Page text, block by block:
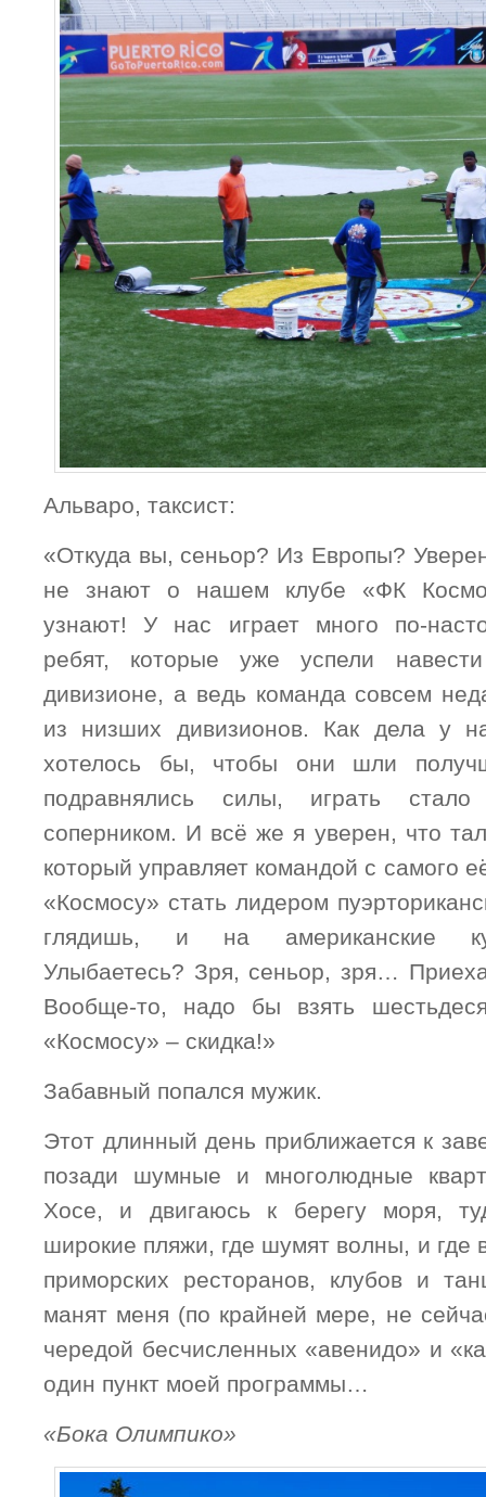
Альваро, таксист:
«Откуда вы, сеньор? Из Европы?
не знают о нашем клубе «ФК
узнают! У нас играет много по-
ребят, которые уже успели
дивизионе, а ведь команда совсем
из низших дивизионов. Как дела у
хотелось бы, чтобы они шли
подравнялись силы, играть
соперником. И всё же я уверен, что
который управляет командой с самого
«Космосу» стать лидером
глядишь, и на американские
Улыбаетесь? Зря, сеньор, зря…
Вообще-то, надо бы взять
«Космосу» – скидка!»
Забавный попался мужик.
Этот длинный день приближается к
позади шумные и многолюдные
Хосе, и двигаюсь к берегу моря,
широкие пляжи, где шумят волны, и где
приморских ресторанов, клубов и
манят меня (по крайней мере, не
чередой бесчисленных «авенидо» и
один пункт моей программы…
«Бока Олимпико»